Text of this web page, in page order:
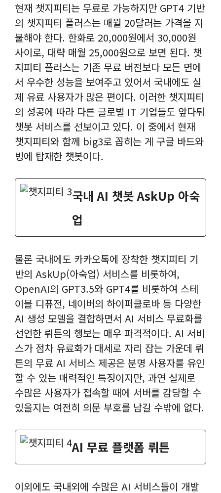
현재 챗지피티는 무료로 가능하지만 GPT4 기반
의 챗지피티 플러스는 매월 20달러는 가격을 지
불해야 한다. 한화로 20,000원에서 30,000원
사이로, 대략 매월 25,000원으로 보면 된다. 챗
지피티 플러스는 기존 무료 버전보다 모든 면에
서 우수한 성능을 보여주고 있어서 국내에도 실
제 유료 사용자가 많은 편이다. 이러한 챗지피티
의 성공에 따라 다른 글로벌 IT 기업들도 앞다퉈
챗봇 서비스를 선보이고 있다. 이 중에서 현재
챗지피티와 함께 big3로 꼽히는 게 구글 바드와
빙에 탑재한 챗봇이다.
국내 AI 챗봇 AskUp 아숙
업
물론 국내에도 카카오톡에 장착한 챗지피티 기
반의 AskUp(아숙업) 서비스를 비롯하여,
OpenAI의 GPT3.5와 GPT4를 비롯하여 스테
이블 디퓨전, 네이버의 하이퍼클로바 등 다양한
AI 생성 모델을 결합하면서 AI 서비스 무료화를
선언한 뤼튼의 행보는 매우 파격적이다. AI 서비
스가 점차 유료화가 대세로 자리 잡는 가운데 뤼
튼의 무료 AI 서비스 제공은 분명 사용자를 유인
할 수 있는 매력적인 특징이지만, 과연 실제로
수많은 사용자가 접속할 때에 서버를 감당할 수
있을지는 여전히 의문 부호를 남길 수밖에 없다.
AI 무료 플랫폼 뤼튼
이외에도 국내외에 수많은 AI 서비스들이 개발